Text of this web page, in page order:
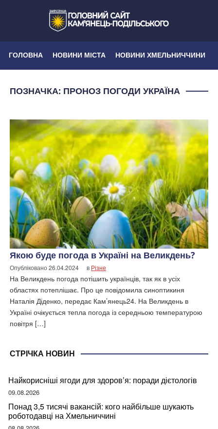
ГОЛОВНА НОВИНИ МІСТА НОВИНИ ХМЕЛЬНИЧЧИНИ
ПОЗНАЧКА: ПРОНОЗ ПОГОДИ УКРАЇНА
Якою буде погода в Україні на Великдень?
Опубліковано26.04.2024 в Різне
На Великдень погода потішить українців, так як в усіх
областях потеплішає. Про це повідомила синоптикиня
Наталія Діденко, передає Кам’янець24. На Великдень в
Україні очікується тепла погода із середньою температурою
повітря […]
СТРІЧКА НОВИН
Найкорисніші ягоди для здоров’я: поради дієтологів
09.08.2026
Понад 3,5 тисячі вакансій: кого найбільше шукають
роботодавці на Хмельниччині